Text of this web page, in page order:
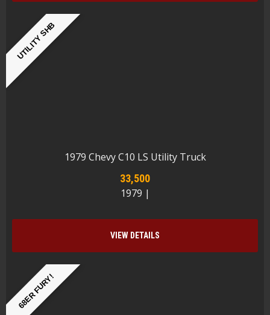
UTILITY SHB
1979 Chevy C10 LS Utility Truck
33,500
1979 |
VIEW DETAILS
68ER FURY!